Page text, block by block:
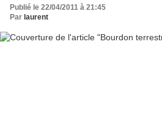
Publié le 22/04/2011 à 21:45
Par laurent